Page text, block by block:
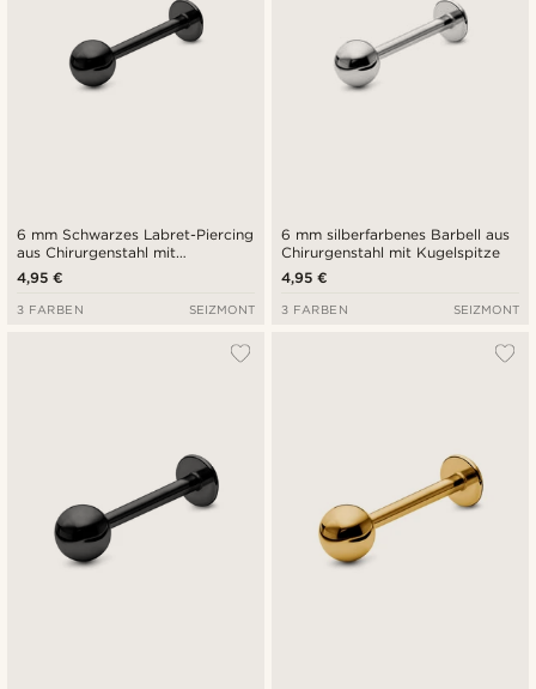
6 mm Schwarzes Labret-Piercing
aus Chirurgenstahl mit
Kugelspitze
4,95 €
3 FARBEN SEIZMONT
6 mm silberfarbenes Barbell aus
Chirurgenstahl mit Kugelspitze
4,95 €
3 FARBEN SEIZMONT